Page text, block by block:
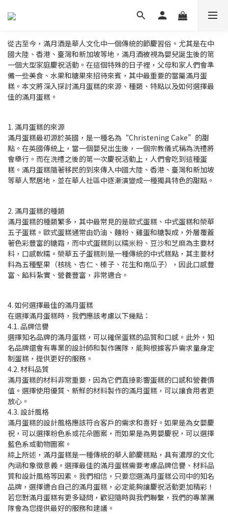
從古至今，滿月酒是華人文化中一個傳統的節慶習俗。尤其是在中
國大陸、香港、臺灣和新加坡等地，滿月酒被視為嬰兒誕生後的第
一個大型家庭慶祝活動。在這個特殊的日子裡，父母和家人們會準
備一些美食、水果和糖果來招待來賓，其中最重要的當屬滿月蛋
糕。本文將深入探討滿月蛋糕的來源、種類、特點以及如何選擇最
佳的滿月蛋糕。
1. 滿月蛋糕的來源
滿月蛋糕最初源於英國，是一種名為“Christening Cake”的甜
點。在英國傳統上，當一個嬰兒出生後，一個宗教儀式稱為洗禮將
會舉行。而在洗禮之後的第一次慶祝活動上，人們會吃到這種蛋
糕。滿月蛋糕隨著移民的到來傳入中國大陸、香港、臺灣和新加坡
等華人聚居地，並在華人社區中逐漸演變成一種獨具特色的甜點。
2. 滿月蛋糕的種類
滿月蛋糕的種類繁多，其中最常見的是歐式蛋糕、中式蛋糕和榮華
五子蛋糕。歐式蛋糕通常由奶油、麵粉、雞蛋和糖製成，外層覆蓋
著色彩豐富的糖霜，而中式蛋糕則以糯米粉、豆沙和芝麻為主要材
料，口感軟糯。榮華五子蛋糕則是一種傳統的中式糕點，其主要材
料為五種堅果（核桃、杏仁、榛子、花生和南瓜子），因此口感豐
富、餡料紮實、營養豐富，非常適合。
4. 如何選擇最佳的滿月蛋糕
在選擇滿月蛋糕時，我們應該考慮以下幾點：
4.1. 品牌信譽
選擇知名品牌的滿月蛋糕，可以確保蛋糕的品質和口感。此外，知
名品牌還會有專業的設計師和製作團隊，能夠根據客戶需求量身定
制蛋糕，提供更好的服務。
4.2. 材料品質
滿月蛋糕的材料非常重要，因為它們直接影響蛋糕的口感和營養價
值。選擇使用優質、新鮮的材料製作的滿月蛋糕，可以讓食用者更
放心。
4.3. 設計風格
滿月蛋糕的設計風格應該符合客戶的需求和喜好。如果是為女嬰慶
祝，可以選擇粉色系或花朵圖案，而如果是為男嬰慶祝，可以選擇
藍色系或動物圖案。
綜上所述，滿月蛋糕是一種傳統的華人節慶糕點，具有濃厚的文化
內涵和象徵意義。選擇最佳的滿月蛋糕需要考慮品牌信譽、材料品
質和設計風格等因素。我們相信，只要您選滿月蛋糕公司中的知名
品牌，選擇適合自己的滿月蛋糕，必定能夠讓慶祝活動更加精彩！
若您對滿月蛋糕有更多疑問，歡迎隨時與我們聯繫，我們的專業團
隊會為您提供最好的服務和建議。